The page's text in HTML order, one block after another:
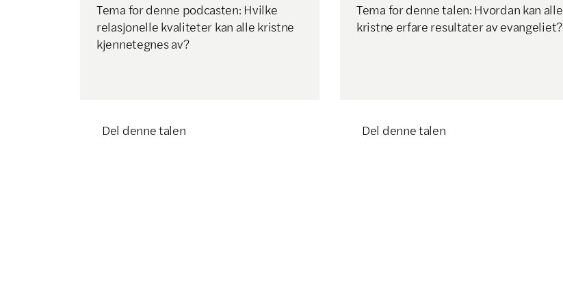
Tema for denne podcasten: Hvilke
relasjonelle kvaliteter kan alle kristne
kjennetegnes av?
Del denne talen
Tema for denne talen: Hvordan kan alle
kristne erfare resultater av evangeliet?
Del denne talen